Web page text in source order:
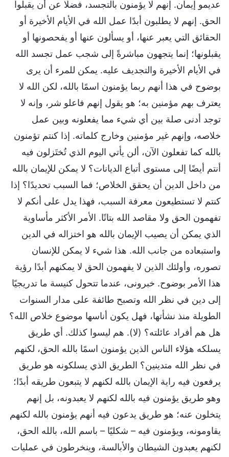
عديمو إيمان. إنهم لا يؤمنون بالتجسد، فضلًا عن أن يقبلوا
الحق. إنهم لا يطلبون أبدًا عمل الله في الأيام الأخيرة أو
الحقائق التي يعبر عنها، أو يسألون عنها أو يفحصونها أو
يقبلونها؛ إنما يتجهون مباشرةً إلى شجب عمل تجسد الله
في الأيام الأخيرة والتجديف عليه. يمكن للمرء أن يرى
بوضوح في هذا أنهم ربما يؤمنون اسمًا بالله، لكن الله لا
يعترف بهم مؤمنين به؛ هو يقول إنهم فاعلو شر، وإنه لا
توجد أدنى صلة بين أي شيء مما يفعلونه وبين عمل
خلاصه، وإنهم غير مؤمنين وخارج كلماته. إذا كنتم تؤمنون
بالله كما تفعلون الآن، ألن يأتي اليوم الذي تُختَزلون فيه
أنتم أيضًا إلى مستوى أتباع الديانات؟ لا يمكن للإيمان بالله
من داخل الدين أن يحقق الخلاص؛ فما السبب تحديدًا؟ إذا
كنتم لا تستطيعون معرفة السبب، فهذا يدل على أنكم لا
تفهمون الحق ولا مقاصد الله بتاتًا. الأمر الأكثر مأساوية
الذي يمكن أن يصيب الإيمان بالله هو اختزاله في الدين
واستبعاده من جانب الله. هذا شيء لا يمكن للإنسان
تصوره، وأولئك الذين لا يفهمون الحق لا يمكنهم أبدًا رؤية
هذا الأمر بوضوح. خبرونى، عندما تتحول كنيسة ما تدريجيًا
إلى دين في نظر الله وتصبح طائفة على مدار السنوات
الطويلة منذ نشأتها، فهل يكون أناسها موضوع خلاص الله؟
هل هم أفراد عائلته؟ (لا). هم ليسوا كذلك. أي طريق
يسلكه هؤلاء الناس الذين يؤمنون اسمًا بالله الحق، لكنهم
في نظر الله متدينين؟ الطريق الذي يسلكونه هو طريق
يرفعون فيه راية الإيمان بالله لكنهم لا يتبعون طريقه أبدًا؛
وهو طريق يؤمنون فيه بالله لكنهم لا يعبدونه، بل إنهم
يتخلون عنه؛ هو طريق يدعون فيه أنهم يؤمنون بالله لكنهم
يقاومونه، ويؤمنون فيه – شكليًا – باسم الله، بالله الحق،
لكنهم يعبدون الشيطان والأبالسة، وينخرطون في عمليات